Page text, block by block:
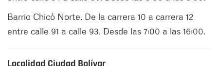
Barrio Chicó Norte. De la carrera 10 a carrera 12
entre calle 91 a calle 93. Desde las 7:00 a las 16:00.